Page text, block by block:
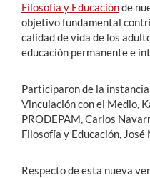
Filosofía y Educaciónde
objetivo fundamental
calidad de vida de los
educación permanente e
Participaron de la
Vinculación con el Medio,
PRODEPAM, Carlos
Filosofía y Educación,
Respecto de esta nueva